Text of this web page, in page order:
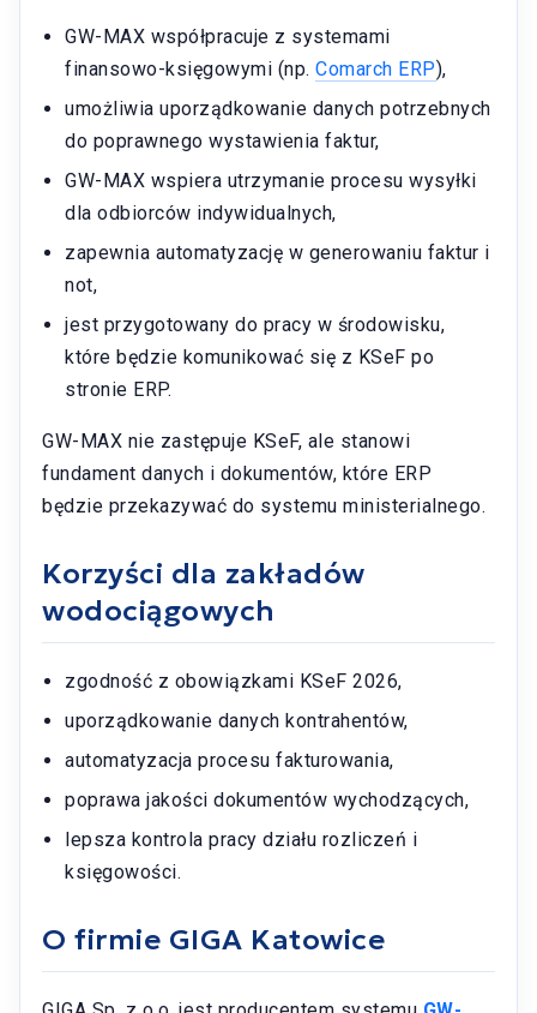
GW-MAX współpracuje z systemami
finansowo-księgowymi (np.Comarch ERP),
umożliwia uporządkowanie danych potrzebnych
do poprawnego wystawienia faktur,
GW-MAX wspiera utrzymanie procesu wysyłki
dla odbiorców indywidualnych,
zapewnia automatyzację w generowaniu faktur i
not,
jest przygotowany do pracy w środowisku,
które będzie komunikować się z KSeF po
stronie ERP.
GW-MAX nie zastępuje KSeF, ale stanowi
fundament danych i dokumentów, które ERP
będzie przekazywać do systemu ministerialnego.
Korzyści dla zakładów
wodociągowych
zgodność z obowiązkami KSeF 2026,
uporządkowanie danych kontrahentów,
automatyzacja procesu fakturowania,
poprawa jakości dokumentów wychodzących,
lepsza kontrola pracy działu rozliczeń i
księgowości.
O firmie GIGA Katowice